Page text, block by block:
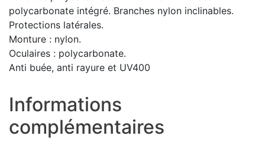
polycarbonate intégré. Branches nylon inclinables.
Protections latérales.
Monture : nylon.
Oculaires : polycarbonate.
Anti buée, anti rayure et UV400
Informations
complémentaires